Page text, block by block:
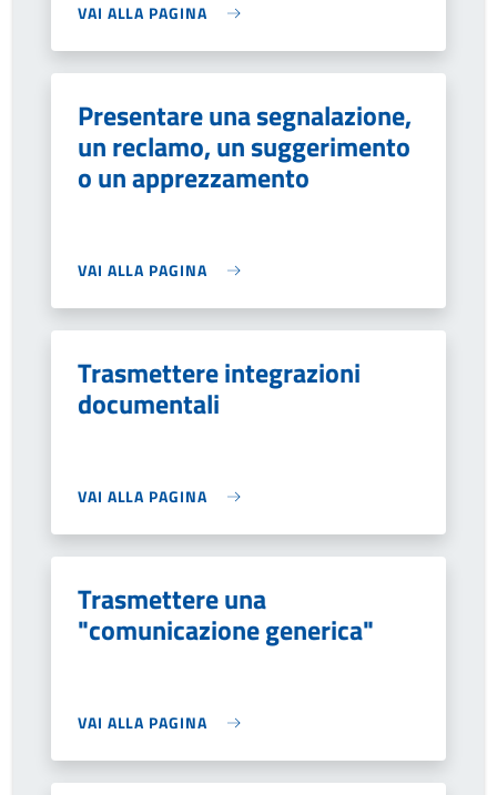
VAI ALLA PAGINA
Presentare una segnalazione,
un reclamo, un suggerimento
o un apprezzamento
VAI ALLA PAGINA
Trasmettere integrazioni
documentali
VAI ALLA PAGINA
Trasmettere una
"comunicazione generica"
VAI ALLA PAGINA